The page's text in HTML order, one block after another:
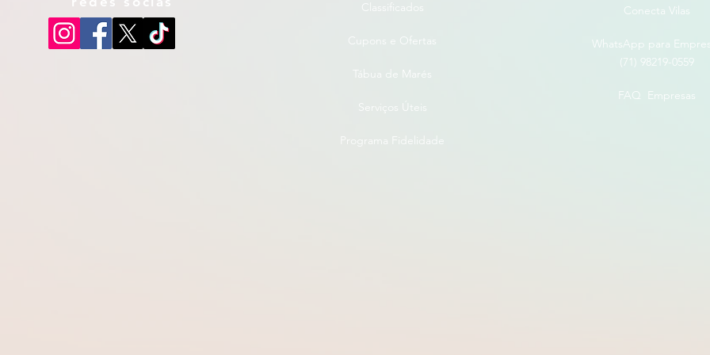
Classificados
Cupons e Ofertas
Tábua de Marés
Serviços Úteis
Programa Fidelidade
Conecta Vilas
WhatsApp para
(71) 98219-0559
FAQ Empresas